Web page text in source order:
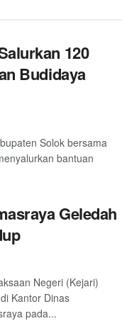
120
Budidaya
Solok bersama
bantuan
Geledah
Negeri (Kejari)
Kantor Dinas
pada...